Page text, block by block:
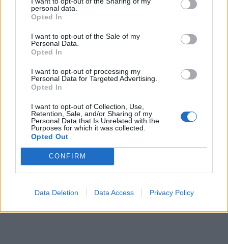
personal data.
Opted In
I want to opt-out of the Sale of my
Personal Data.
Opted In
I want to opt-out of processing my
Personal Data for Targeted Advertising.
Opted In
I want to opt-out of Collection, Use,
Retention, Sale, and/or Sharing of my
Personal Data that Is Unrelated with the
Purposes for which it was collected.
Opted Out
CONFIRM
Data Deletion Data Access Privacy Policy
atstovai jau tuoj
atsisveikins su vienatve ir
sutiks meilę
gyvenimas labai greitai
kampu
Laisvalaikis
Sužinokite pagal savo
gimimo datą, kas buvote
praėjusiame gyvenime:
numerologų paslaptis
Žmonės
Šarūnas Jasikevičius
nuo žmonos neįmanoma
atitraukti akių